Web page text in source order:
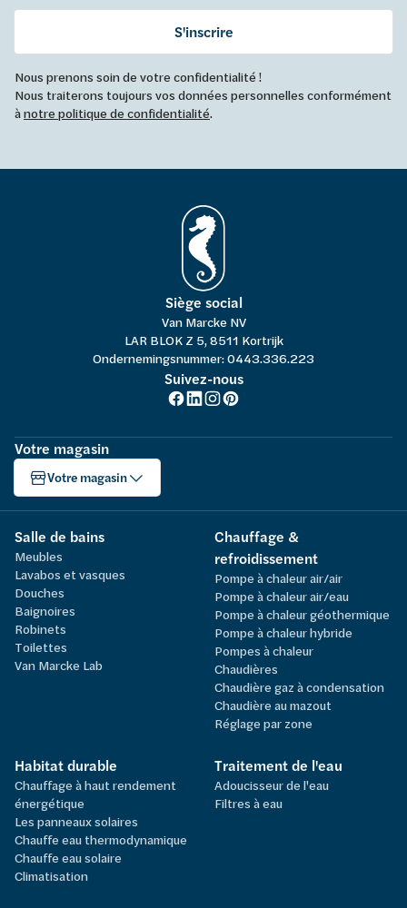
S'inscrire
Nous prenons soin de votre confidentialité !
Nous traiterons toujours vos données personnelles conformément
ànotre politique de confidentialité.
Siège social
Van Marcke NV
LAR BLOK Z 5, 8511 Kortrijk
Ondernemingsnummer: 0443.336.223
Suivez-nous
Votre magasin
Votre magasin
Salle de bains
Meubles
Lavabos et vasques
Douches
Baignoires
Robinets
Toilettes
Van Marcke Lab
Chauffage &
refroidissement
Pompe à chaleur air/air
Pompe à chaleur air/eau
Pompe à chaleur géothermique
Pompe à chaleur hybride
Pompes à chaleur
Chaudières
Chaudière gaz à condensation
Chaudière au mazout
Réglage par zone
Habitat durable
Chauffage à haut rendement
énergétique
Les panneaux solaires
Chauffe eau thermodynamique
Chauffe eau solaire
Climatisation
Traitement de l'eau
Adoucisseur de l'eau
Filtres à eau